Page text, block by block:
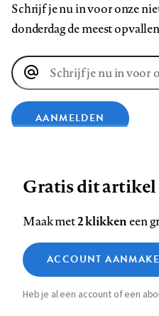
Schrijf je nu in voor onze
donderdag de meest
E-
mailadres
AANMELDEN
op
Facebook
op
LinkedIn
op
Bluesky
ons
op
Footer
Contact Colofon Disclaimer
Zie onze cookie policy
Analytische cookies
Marketing cookies
Gratis dit artikel
Maak met2 klikkeneen
ACCOUNT
Heb je al een account of een